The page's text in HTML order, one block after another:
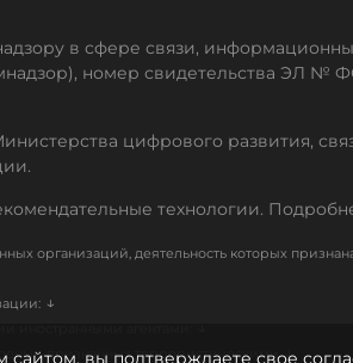
в сфере связи,
номер свидетельства ЭЛ №
цифрового развития,
технологии.
организаций, деятельность которых
↓
признанных террористическими↓
вы подтверждаете свое